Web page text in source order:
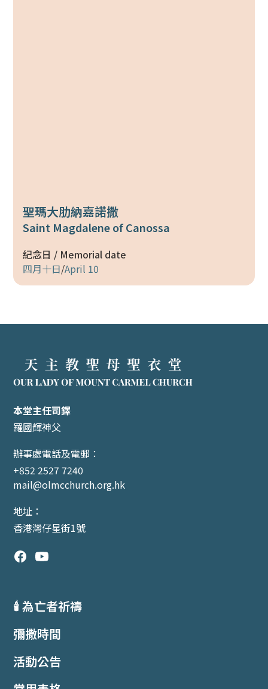
聖瑪大肋納嘉諾撒
Saint Magdalene of Canossa
紀念日 / Memorial date
四月十日/April 10
本堂主任司鐸
羅國輝神父
辦事處電話及電郵：
+852 2527 7240
mail@olmcchurch.org.hk
地址：
香港灣仔星街1號
🕯️ 為亡者祈禱
彌撒時間
活動公告